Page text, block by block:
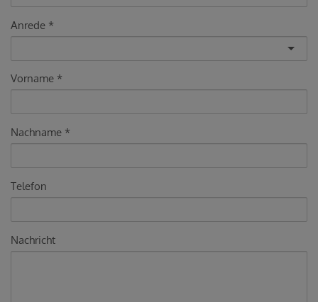
Anrede
Vorname
Nachname
Telefon
Nachricht